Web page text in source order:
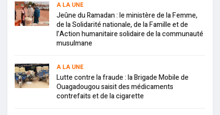
A LA UNE
Jeûne du Ramadan : le ministère de la Femme,
de la Solidarité nationale, de la Famille et de
l’Action humanitaire solidaire de la communauté
musulmane
A LA UNE
Lutte contre la fraude : la Brigade Mobile de
Ouagadougou saisit des médicaments
contrefaits et de la cigarette